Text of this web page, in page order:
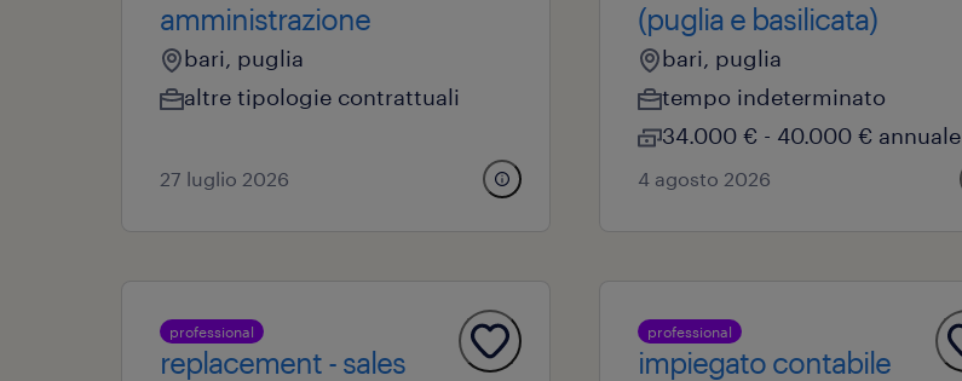
amministrazione
bari, puglia
altre tipologie contrattuali
27 luglio 2026
(puglia e basilicata)
bari, puglia
tempo indeterminato
34.000 € - 40.000 € annuale
4 agosto 2026
professional
replacement - sales
professional
impiegato contabile